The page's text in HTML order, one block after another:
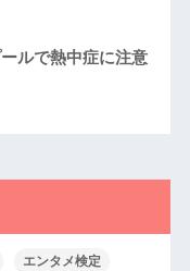
ルで熱中症に注意
エンタメ検定